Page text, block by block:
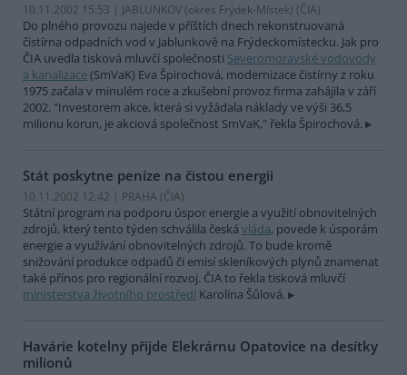
10.11.2002 15:53 | JABLUNKOV (okres Frýdek-Místek) (ČIA)
Do plného provozu najede v příštích dnech rekonstruovaná
čistírna odpadních vod v Jablunkově na Frýdeckomístecku. Jak pro
ČIA uvedla tisková mluvčí společnosti Severomoravské vodovody
a kanalizace(SmVaK) Eva Špirochová, modernizace čistírny z roku
1975 začala v minulém roce a zkušební provoz firma zahájila v září
2002. "Investorem akce, která si vyžádala náklady ve výši 36,5
milionu korun, je akciová společnost SmVaK," řekla Špirochová.
Stát poskytne peníze na čistou energii
10.11.2002 12:42 | PRAHA (ČIA)
Státní program na podporu úspor energie a využití obnovitelných
zdrojů, který tento týden schválila česká vláda, povede k úsporám
energie a využívání obnovitelných zdrojů. To bude kromě
snižování produkce odpadů či emisí skleníkových plynů znamenat
také přínos pro regionální rozvoj. ČIA to řekla tisková mluvčí
ministerstva životního prostředí Karolína Šůlová.
Havárie kotelny přijde Elekrárnu Opatovice na desítky
milionů